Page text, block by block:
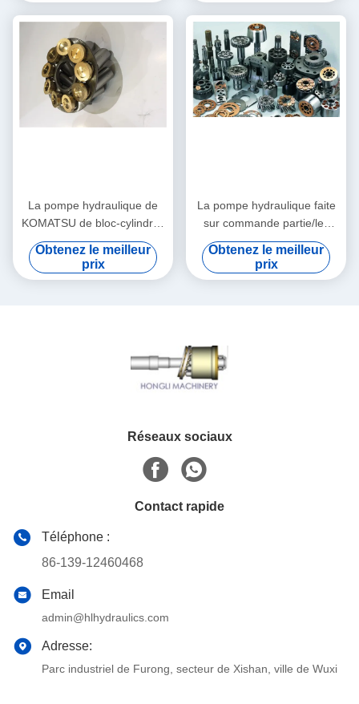
La pompe hydraulique de
KOMATSU de bloc-cylindres
partie le kit rotatoire de
groupe de PC200-7 PC220
Obtenez le meilleur
prix
La pompe hydraulique faite
sur commande partie/les
pièces de rechange de
pompe hydraulique
réparation d'excavatrice
Obtenez le meilleur
prix
Réseaux sociaux
Contact rapide
Téléphone :
86-139-12460468
Email
admin@hlhydraulics.com
Adresse:
Parc industriel de Furong, secteur de Xishan, ville de Wuxi